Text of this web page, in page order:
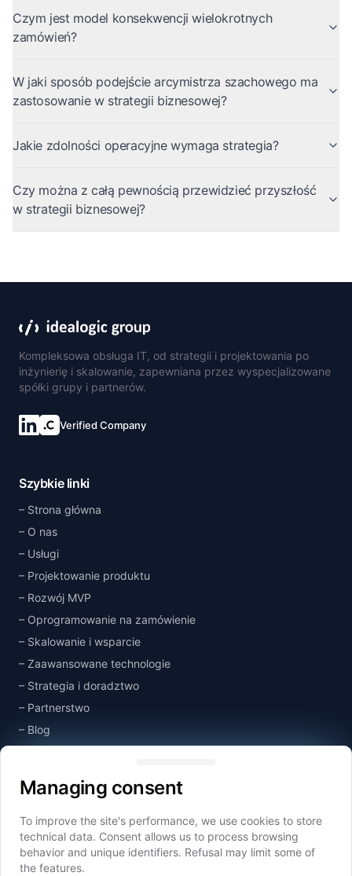
Czym jest model konsekwencji wielokrotnych
zamówień?
W jaki sposób podejście arcymistrza szachowego ma
zastosowanie w strategii biznesowej?
Jakie zdolności operacyjne wymaga strategia?
Czy można z całą pewnością przewidzieć przyszłość
w strategii biznesowej?
Kompleksowa obsługa IT, od strategii i projektowania po
inżynierię i skalowanie, zapewniana przez wyspecjalizowane
spółki grupy i partnerów.
Połącz się na LinkedIn
Verified Company
Szybkie linki
Strona główna
O nas
Usługi
Projektowanie produktu
Rozwój MVP
Oprogramowanie na zamówienie
Skalowanie i wsparcie
Zaawansowane technologie
Strategia i doradztwo
Partnerstwo
Blog
Spółki Grupy
Idealogic
Idealogic Design
Managing consent
Managing consent
To improve the site's performance, we use cookies to store
technical data. Consent allows us to process browsing
behavior and unique identifiers. Refusal may limit some of
the features.